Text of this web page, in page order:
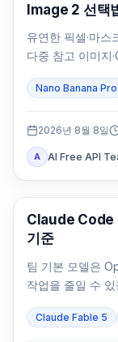
Image 2 선택
유연한 픽셀·마스
다중 참고 이미지
다 검수합니다.
Nano Banana Pro
2026년 8월 8일
A AI Free API
Claude Code
Claude Code
기준
팀 기본 모델은
작업을 줄일 수
Claude Fable 5